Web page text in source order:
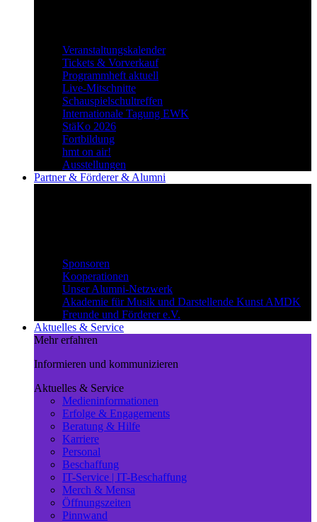
Veranstaltungskalender
Tickets & Vorverkauf
Programmheft aktuell
Live-Mitschnitte
Schauspielschultreffen
Internationale Tagung EWK
StäKo 2026
Fortbildung
hmt on air!
Ausstellungen
Partner & Förderer & Alumni
Sponsoren
Kooperationen
Unser Alumni-Netzwerk
Akademie für Musik und Darstellende Kunst AMDK
Freunde und Förderer e.V.
Aktuelles & Service
Mehr erfahren
Informieren und kommunizieren
Aktuelles & Service
Medieninformationen
Erfolge & Engagements
Beratung & Hilfe
Karriere
Personal
Beschaffung
IT-Service | IT-Beschaffung
Merch & Mensa
Öffnungszeiten
Pinnwand